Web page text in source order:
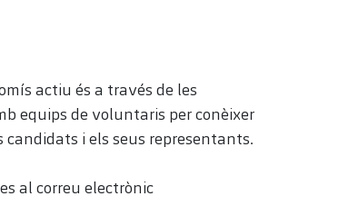
actiu és a través de les
equips de voluntaris per conèixer
candidats i els seus representants.
al correu electrònic